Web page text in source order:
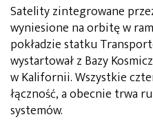
Satelity zintegrowane
wyniesione na orbitę w
pokładzie statku
wystartował z Bazy
w Kalifornii. Wszystkie
łączność, a obecnie trwa
systemów.